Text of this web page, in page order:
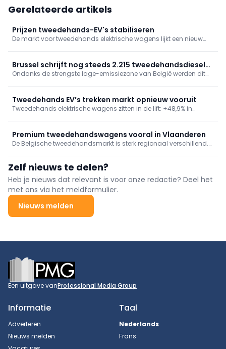
Gerelateerde artikels
Prijzen tweedehands-EV's stabiliseren
De markt voor tweedehands elektrische wagens lijkt een nieuw
met zakken.
Brussel schrijft nog steeds 2.215 tweedehandsdiesels
in
Ondanks de strengste lage-emissiezone van België werden dit
lagere prijs nog altijd een belangrijke rol.
Tweedehands EV’s trekken markt opnieuw vooruit
Tweedehands elektrische wagens zitten in de lift: +48,9% in
op de Belgische tweedehandsmarkt.
Premium tweedehandswagens vooral in Vlaanderen
De Belgische tweedehandsmarkt is sterk regionaal verschillend.
provincies oudere wagens tellen.
Zelf nieuws te delen?
Heb je nieuws dat relevant is voor onze redactie? Deel het
met ons via het meldformulier.
Nieuws melden
Footer
Een uitgave vanProfessional Media Group
Informatie
Adverteren
Nieuws melden
Taal
Nederlands
Frans